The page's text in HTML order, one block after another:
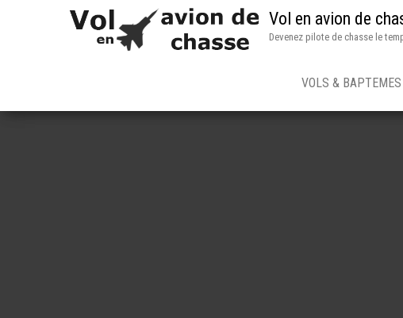
Vol en avion de
Devenez pilote de chasse le
VOLS &